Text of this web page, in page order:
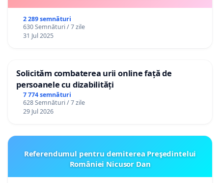
2 289 semnături
630 Semnături / 7 zile
31 Jul 2025
Solicităm combaterea urii online față de
persoanele cu dizabilități
7 774 semnături
628 Semnături / 7 zile
29 Jul 2026
Referendumul pentru demiterea Preşedintelui
României Nicusor Dan